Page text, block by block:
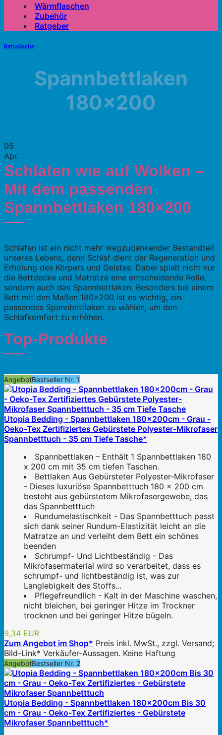
Wärmflaschen
Zubehör
Ratgeber
Bettwäsche
Spannbettlaken
180×200
05
Apr.
Schlafen wie auf Wolken –
Mit dem passenden
Spannbettlaken 180×200
Schlafen ist ein nicht mehr wegzudenkender Bestandteil
unseres Lebens, denn Schlaf dient der Regeneration und
Erholung des Körpers und Geistes. Dabei spielt nicht nur
die Bettdecke und Matratze eine entscheidende Rolle,
sondern auch das Spannbettlaken. Besonders bei einem
Bett mit den Maßen 180×200 ist es wichtig, ein
passendes Spannbettlaken zu wählen, um den
Schlafkomfort zu erhöhen.
Top-Produkte
AngebotBestseller Nr. 1
Utopia Bedding - Spannbettlaken 180x200cm - Grau -
Oeko-Tex Zertifiziertes Gebürstete Polyester-Mikrofaser
Spannbetttuch - 35 cm Tiefe Tasche*
Spannbettlaken – Enthält 1 Spannbettlaken 180
x 200 cm mit 35 cm tiefen Taschen.
Bettlaken Aus Gebürsteter Polyester-Mikrofaser
- Dieses luxuriöse Spannbetttuch 180 x 200 cm
besteht aus gebürstetem Mikrofasergewebe, das
das Spannbetttuch
Rundumelastischkeit - Das Spannbetttuch passt
sich dank seiner Rundum-Elastizität leicht an die
Matratze an und verleiht dem Bett ein schönes
beenden
Schrumpf- Und Lichtbeständig - Das
Mikrofasermaterial wird so verarbeitet, dass es
schrumpf- und lichtbeständig ist, was zur
Langlebigkeit des Stoffs...
Pflegefreundlich - Kalt in der Maschine waschen,
nicht bleichen, bei geringer Hitze im Trockner
trocknen und bei geringer Hitze bügeln.
9,34 EUR
Zum Angebot im Shop* Preis inkl. MwSt., zzgl. Versand;
Bild-Link* Verkäufer-Aussagen. Keine Haftung
AngebotBestseller Nr. 2
Utopia Bedding - Spannbettlaken 180x200cm Bis 30
cm - Grau - Oeko-Tex Zertifiziertes - Gebürstete
Mikrofaser Spannbetttuch*